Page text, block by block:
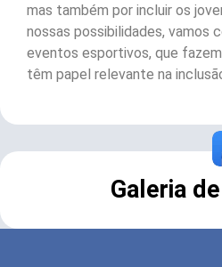
mas também por incluir os
nossas possibilidades, vamos
eventos esportivos, que
têm papel relevante na
Galeria